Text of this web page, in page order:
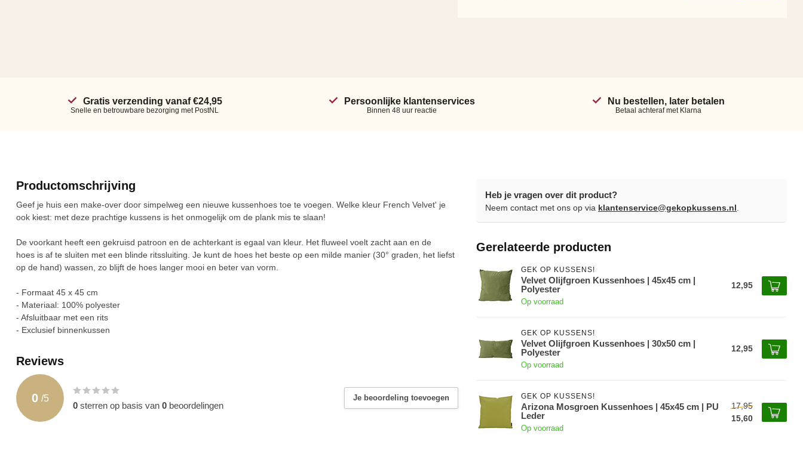
Gratis verzending vanaf €24,95
Snelle en betrouwbare bezorging met PostNL
Persoonlijke klantenservices
Binnen 48 uur reactie
Nu bestellen, later betalen
Betaal achteraf met Klarna
Productomschrijving
Geef je huis een make-over door simpelweg een nieuwe kussenhoes toe te voegen. Welke kleur French Velvet' je
ook kiest: met deze prachtige kussens is het onmogelijk om de plank mis te slaan!
De voorkant heeft een gekruisd patroon en de achterkant is egaal van kleur. Het fluweel voelt zacht aan en de
hoes is af te sluiten met een blinde ritssluiting. Je kunt de hoes het beste op een milde manier (30° graden, het liefst
op de hand) wassen, zo blijft de hoes langer mooi en beter van vorm.
- Formaat 45 x 45 cm
- Materiaal: 100% polyester
- Afsluitbaar met een rits
- Exclusief binnenkussen
Reviews
0 /5
0 sterren op basis van 0 beoordelingen
Je beoordeling toevoegen
Heb je vragen over dit product?
Neem contact met ons op via klantenservice@gekopkussens.nl
Gerelateerde producten
GEK OP KUSSENS!
Velvet Olijfgroen Kussenhoes | 45x45 cm |
Polyester
Op voorraad
12,95
GEK OP KUSSENS!
Velvet Olijfgroen Kussenhoes | 30x50 cm |
Polyester
Op voorraad
12,95
GEK OP KUSSENS!
Arizona Mosgroen Kussenhoes | 45x45 cm | PU
Leder
Op voorraad
17,95
15,60